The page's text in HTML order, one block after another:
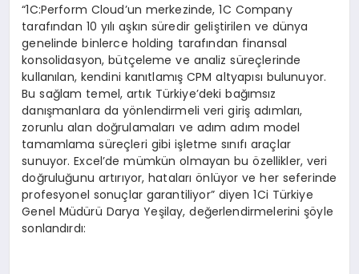
“1C:Perform Cloud’un merkezinde, 1C Company
tarafından 10 yılı aşkın süredir geliştirilen ve dünya
genelinde binlerce holding tarafından finansal
konsolidasyon, bütçeleme ve analiz süreçlerinde
kullanılan, kendini kanıtlamış CPM altyapısı bulunuyor.
Bu sağlam temel, artık Türkiye’deki bağımsız
danışmanlara da yönlendirmeli veri giriş adımları,
zorunlu alan doğrulamaları ve adım adım model
tamamlama süreçleri gibi işletme sınıfı araçlar
sunuyor. Excel’de mümkün olmayan bu özellikler, veri
doğruluğunu artırıyor, hataları önlüyor ve her seferinde
profesyonel sonuçlar garantiliyor” diyen 1Ci Türkiye
Genel Müdürü Darya Yeşilay, değerlendirmelerini şöyle
sonlandırdı: